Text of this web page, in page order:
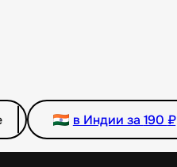
в Индии за 190 ₽